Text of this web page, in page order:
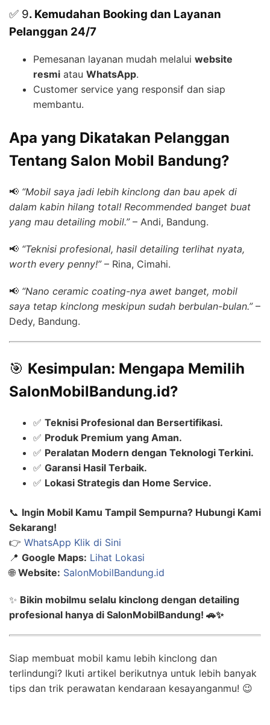
✅ 9. Kemudahan Booking dan Layanan
Pelanggan 24/7
Pemesanan layanan mudah melalui website
resmi atau WhatsApp.
Customer service yang responsif dan siap
membantu.
Apa yang Dikatakan Pelanggan
Tentang Salon Mobil Bandung?
📢 “Mobil saya jadi lebih kinclong dan bau apek di
dalam kabin hilang total! Recommended banget buat
yang mau detailing mobil.”– Andi, Bandung.
📢 “Teknisi profesional, hasil detailing terlihat nyata,
worth every penny!”– Rina, Cimahi.
📢 “Nano ceramic coating-nya awet banget, mobil
saya tetap kinclong meskipun sudah berbulan-bulan.”–
Dedy, Bandung.
🎯 Kesimpulan: Mengapa Memilih
SalonMobilBandung.id?
✅ Teknisi Profesional dan Bersertifikasi.
✅ Produk Premium yang Aman.
✅ Peralatan Modern dengan Teknologi Terkini.
✅ Garansi Hasil Terbaik.
✅ Lokasi Strategis dan Home Service.
📞 Ingin Mobil Kamu Tampil Sempurna? Hubungi Kami
Sekarang!
👉 WhatsApp Klik di Sini
📍 Google Maps: Lihat Lokasi
🌐 Website: SalonMobilBandung.id
✨ Bikin mobilmu selalu kinclong dengan detailing
profesional hanya di SalonMobilBandung! 🚗✨
Siap membuat mobil kamu lebih kinclong dan
terlindungi? Ikuti artikel berikutnya untuk lebih banyak
tips dan trik perawatan kendaraan kesayanganmu! 😉